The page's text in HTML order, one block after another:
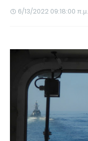
6/13/2022 09:18:00 π.μ.